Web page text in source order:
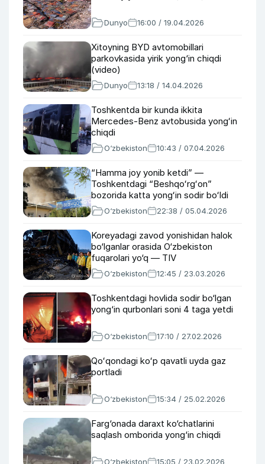
Dunyo 16:00 / 19.04.2026
Xitoyning BYD avtomobillari
parkovkasida yirik yong‘in chiqdi
(video)
Dunyo 13:18 / 14.04.2026
Toshkentda bir kunda ikkita
Mercedes-Benz avtobusida yongʻin
chiqdi
O‘zbekiston 10:43 / 07.04.2026
“Hamma joy yonib ketdi” —
Toshkentdagi “Beshqoʻrgʻon”
bozorida katta yongʻin sodir boʻldi
O‘zbekiston 22:38 / 05.04.2026
Koreyadagi zavod yonishidan halok
bo‘lganlar orasida O‘zbekiston
fuqarolari yo‘q — TIV
O‘zbekiston 12:45 / 23.03.2026
Toshkentdagi hovlida sodir bo‘lgan
yong‘in qurbonlari soni 4 taga yetdi
O‘zbekiston 17:10 / 27.02.2026
Qoʻqondagi koʻp qavatli uyda gaz
portladi
O‘zbekiston 15:34 / 25.02.2026
Farg‘onada daraxt ko‘chatlarini
saqlash omborida yong‘in chiqdi
O‘zbekiston 15:05 / 23.02.2026